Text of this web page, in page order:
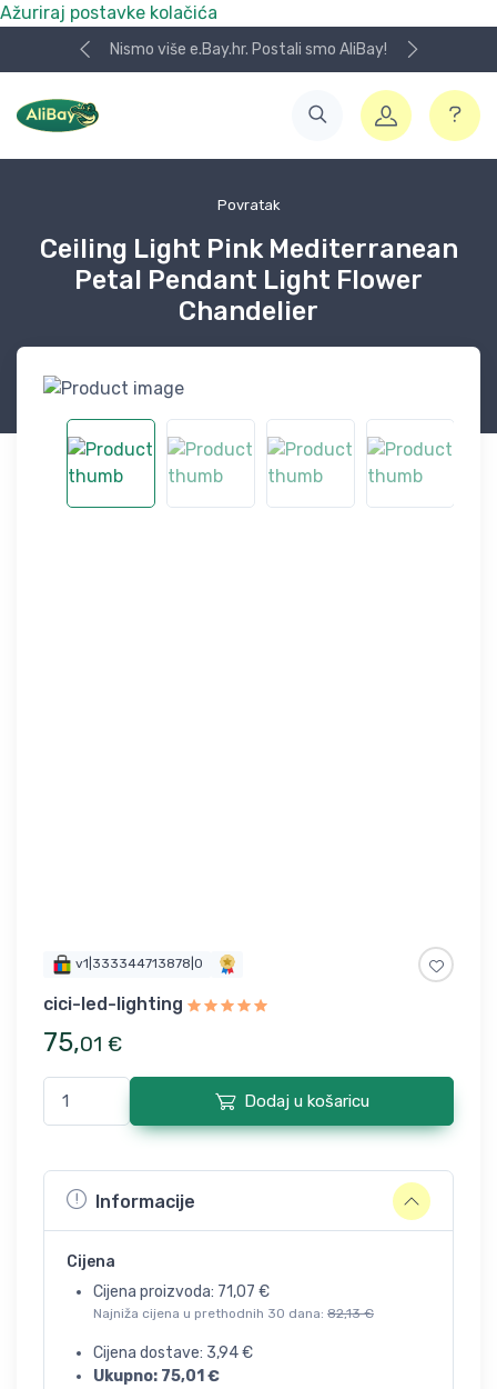
Ažuriraj postavke kolačića
Nismo više e.Bay.hr. Postali smo AliBay!
Povratak
Ceiling Light Pink Mediterranean
Petal Pendant Light Flower
Chandelier
v1|333344713878|0
cici-led-lighting
75,01 €
Dodaj u košaricu
Informacije
Cijena
Cijena proizvoda: 71,07 €
Najniža cijena u prethodnih 30 dana: 82,13 €
Cijena dostave: 3,94€
Ukupno: 75,01 €